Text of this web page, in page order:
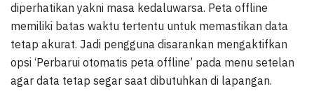
diperhatikan yakni masa kedaluwarsa. Peta offline
memiliki batas waktu tertentu untuk memastikan data
tetap akurat. Jadi pengguna disarankan mengaktifkan
opsi ‘Perbarui otomatis peta offline’ pada menu setelan
agar data tetap segar saat dibutuhkan di lapangan.